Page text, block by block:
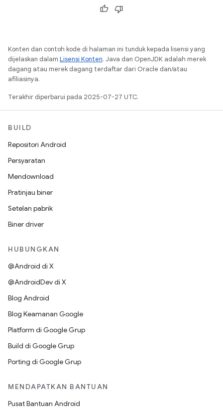
Konten dan contoh kode di halaman ini tunduk kepada lisensi yang
dijelaskan dalam Lisensi Konten. Java dan OpenJDK adalah merek
dagang atau merek dagang terdaftar dari Oracle dan/atau
afiliasinya.
Terakhir diperbarui pada 2025-07-27 UTC.
BUILD
Repositori Android
Persyaratan
Mendownload
Pratinjau biner
Setelan pabrik
Biner driver
HUBUNGKAN
@Android di X
@AndroidDev di X
Blog Android
Blog Keamanan Google
Platform di Google Grup
Build di Google Grup
Porting di Google Grup
MENDAPATKAN BANTUAN
Pusat Bantuan Android